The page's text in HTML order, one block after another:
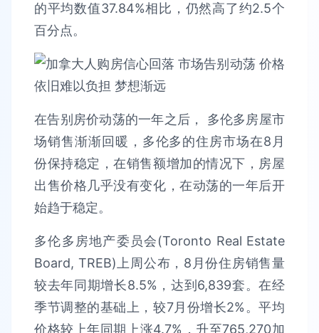
的平均数值37.84%相比，仍然高了约2.5个
百分点。
在告别房价动荡的一年之后， 多伦多房屋市
场销售渐渐回暖，多伦多的住房市场在8月
份保持稳定，在销售额增加的情况下，房屋
出售价格几乎没有变化，在动荡的一年后开
始趋于稳定。
多伦多房地产委员会(Toronto Real Estate
Board, TREB)上周公布，8月份住房销售量
较去年同期增长8.5%，达到6,839套。在经
季节调整的基础上，较7月份增长2%。平均
价格较上年同期上涨4.7%，升至765,270加